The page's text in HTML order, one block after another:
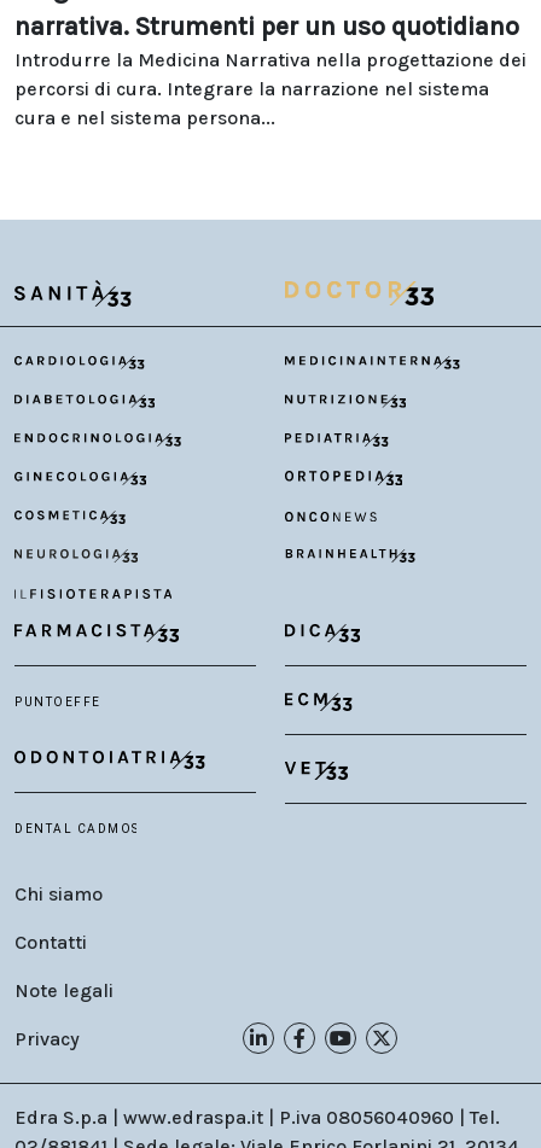
narrativa. Strumenti per un uso quotidiano
Introdurre la Medicina Narrativa nella progettazione dei
percorsi di cura. Integrare la narrazione nel sistema
cura e nel sistema persona...
Chi siamo
Contatti
Note legali
Privacy
Edra S.p.a | www.edraspa.it | P.iva 08056040960 | Tel.